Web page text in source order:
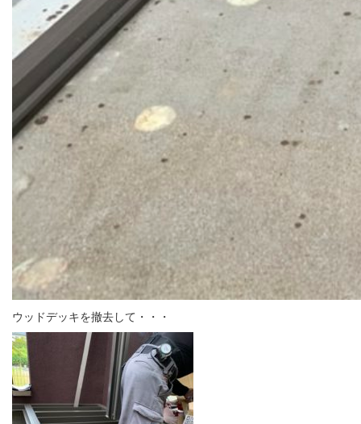
ウッドデッキを撤去して・・・